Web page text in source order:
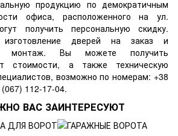
продукцию по демократичным
офиса, расположенного на ул.
получить персональную скидку.
дверей на заказ и
монтаж. Вы можете получить
стоимости, а также техническую
возможно по номерам: +38
112-17-04.
ВАС ЗАИНТЕРЕСУЮТ